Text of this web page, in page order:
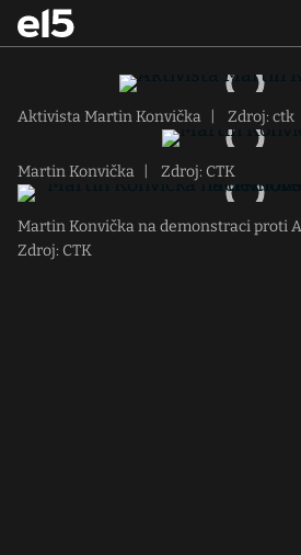
Aktivista Martin Konvička Zdroj: ctk
Martin Konvička Zdroj: CTK
Martin Konvička na demonstraci proti
Zdroj: CTK